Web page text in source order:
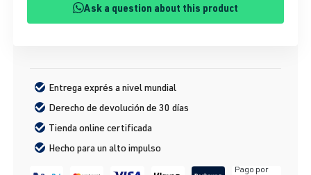
Ask a question about this product
Entrega exprés a nivel mundial
Derecho de devolución de 30 días
Tienda online certificada
Hecho para un alto impulso
Pago por